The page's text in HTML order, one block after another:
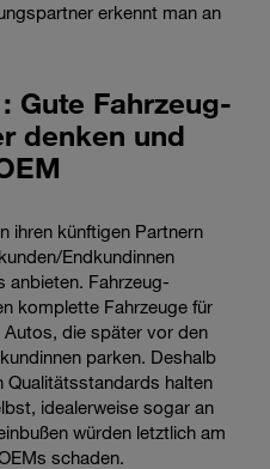
erkennt man an
Gute Fahrzeug-
denken und
ihren künftigen Partnern
Endkundinnen
anbieten. Fahrzeug-
komplette Fahrzeuge für
Autos, die später vor den
parken. Deshalb
Qualitätsstandards halten
idealerweise sogar an
würden letztlich am
schaden.